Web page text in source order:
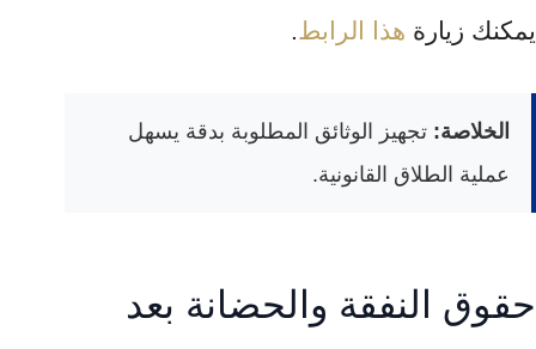
يمكنك زيارة هذا الرابط.
الخلاصة: تجهيز الوثائق المطلوبة بدقة يسهل
عملية الطلاق القانونية.
حقوق النفقة والحضانة بعد